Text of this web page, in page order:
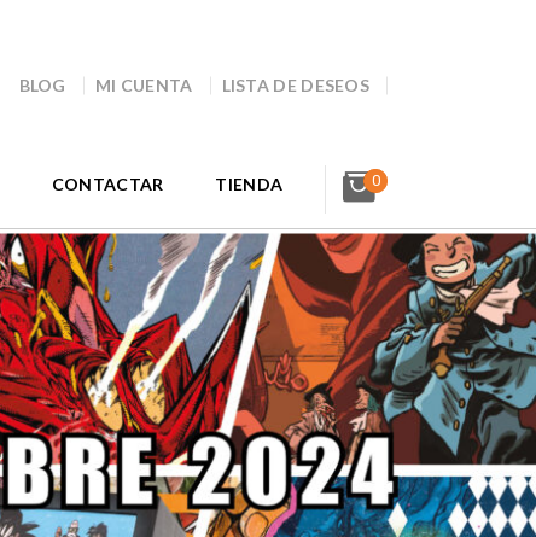
BLOG MI CUENTA LISTA DE DESEOS
CONTACTAR TIENDA 0